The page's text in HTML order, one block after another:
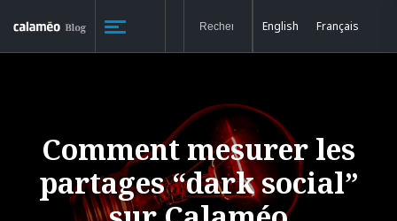
English Français
Comment mesurer les
partages “dark social”